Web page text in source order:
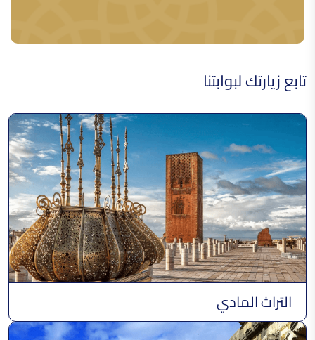
فن النقش على المعادن
فن الزخرفة على الخشب
القفطان
الحضرة الشفشاونية
تابع زيارتك لبوابتنا
التراث المادي